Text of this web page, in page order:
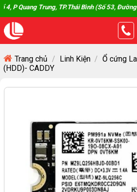
Skip
to
content
Trung, TP.Thái Bình (Số 53, Đường
Trang chủ / Linh Kiện / Ổ cứng
(HDD)- CADDY